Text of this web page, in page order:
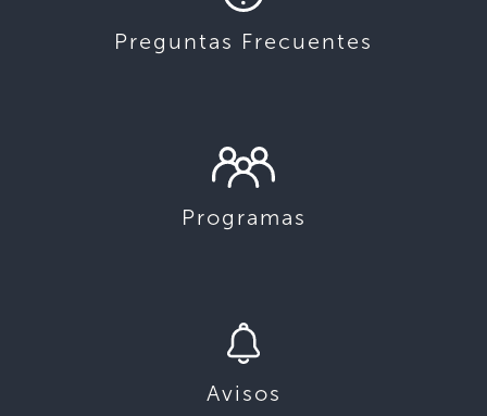
Preguntas Frecuentes
Programas
Avisos